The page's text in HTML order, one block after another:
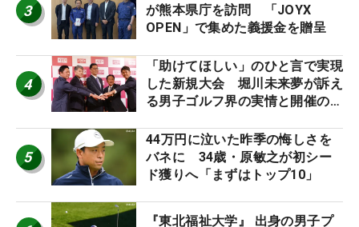
3
が熊本県庁を訪問 「JOYX
OPEN」で集めた義援金を贈呈
4
「助けてほしい」のひと言で実現
した新規大会 堀川未来夢が訴え
る男子ゴルフ界の実情と開催の舞
5
44万円に泣いた昨季の悔しさを
バネに 34歳・原敏之が初シー
ド獲りへ「まずはトップ10」
『東北福祉大学』 出身の男子プ